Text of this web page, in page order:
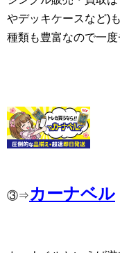
やデッキケースなど)
種類も豊富なので一
③⇒ カーナベル